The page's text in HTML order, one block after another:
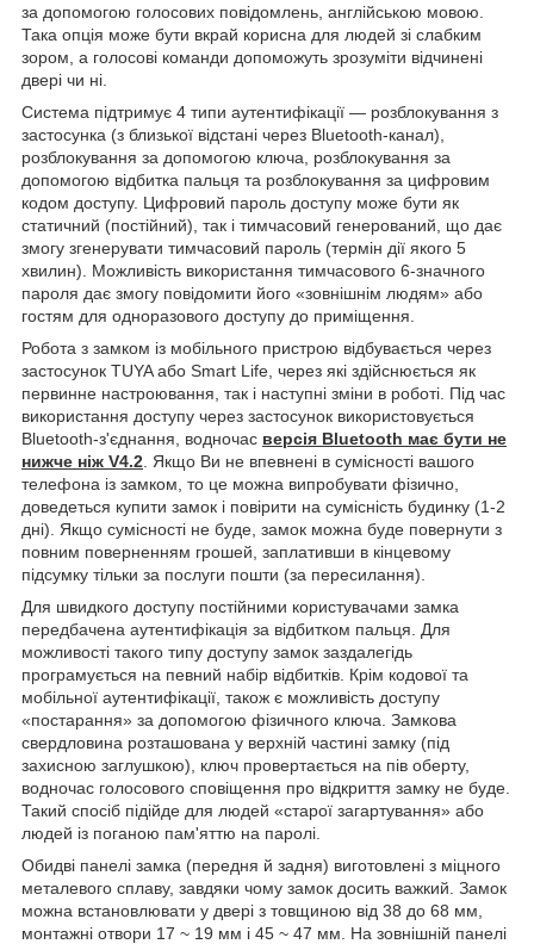
за допомогою голосових повідомлень, англійською мовою.
Така опція може бути вкрай корисна для людей зі слабким
зором, а голосові команди допоможуть зрозуміти відчинені
двері чи ні.
Система підтримує 4 типи аутентифікації — розблокування з
застосунка (з близької відстані через Bluetooth-канал),
розблокування за допомогою ключа, розблокування за
допомогою відбитка пальця та розблокування за цифровим
кодом доступу. Цифровий пароль доступу може бути як
статичний (постійний), так і тимчасовий генерований, що дає
змогу згенерувати тимчасовий пароль (термін дії якого 5
хвилин). Можливість використання тимчасового 6-значного
пароля дає змогу повідомити його «зовнішнім людям» або
гостям для одноразового доступу до приміщення.
Робота з замком із мобільного пристрою відбувається через
застосунок TUYAабо Smart Life , через які здійснюється як
первинне настроювання, так і наступні зміни в роботі. Під час
використання доступу через застосунок використовується
Bluetooth-з'єднання, водночас версія Bluetooth має бути не
нижче ніж V4.2 . Якщо Ви не впевнені в сумісності вашого
телефона із замком, то це можна випробувати фізично,
доведеться купити замок і повірити на сумісність будинку (1-2
дні). Якщо сумісності не буде, замок можна буде повернути з
повним поверненням грошей, заплативши в кінцевому
підсумку тільки за послуги пошти (за пересилання).
Для швидкого доступу постійними користувачами замка
передбачена аутентифікація за відбитком пальця. Для
можливості такого типу доступу замок заздалегідь
програмується на певний набір відбитків. Крім кодової та
мобільної аутентифікації, також є можливість доступу
«постарання» за допомогою фізичного ключа. Замкова
свердловина розташована у верхній частині замку (під
захисною заглушкою), ключ провертається на пів оберту,
водночас голосового сповіщення про відкриття замку не буде.
Такий спосіб підійде для людей «старої загартування» або
людей із поганою пам'яттю на паролі.
Обидві панелі замка (передня й задня) виготовлені з міцного
металевого сплаву, завдяки чому замок досить важкий. Замок
можна встановлювати у двері з товщиною від 38 до 68 мм,
монтажні отвори 17 ~ 19 мм і 45 ~ 47 мм. На зовнішній панелі